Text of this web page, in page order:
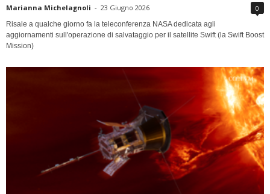
Marianna Michelagnoli - 23 Giugno 2026 0
Risale a qualche giorno fa la teleconferenza NASA dedicata agli
aggiornamenti sull'operazione di salvataggio per il satellite Swift (la Swift Boost
Mission)